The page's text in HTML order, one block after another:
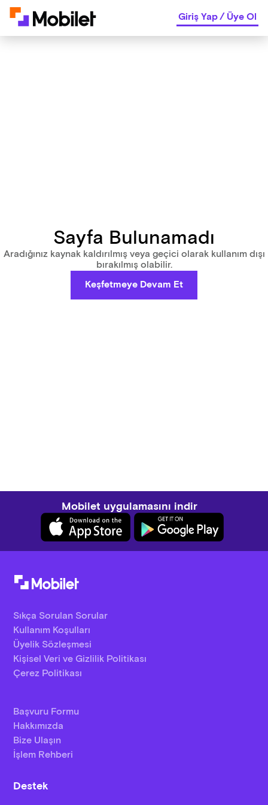
Giriş Yap/Üye Ol
Sayfa Bulunamadı
Aradığınız kaynak kaldırılmış veya geçici olarak kullanım dışı
bırakılmış olabilir.
Keşfetmeye Devam Et
Mobilet uygulamasını indir
Sıkça Sorulan Sorular
Kullanım Koşulları
Üyelik Sözleşmesi
Kişisel Veri ve Gizlilik Politikası
Çerez Politikası
Başvuru Formu
Hakkımızda
Bize Ulaşın
İşlem Rehberi
Destek